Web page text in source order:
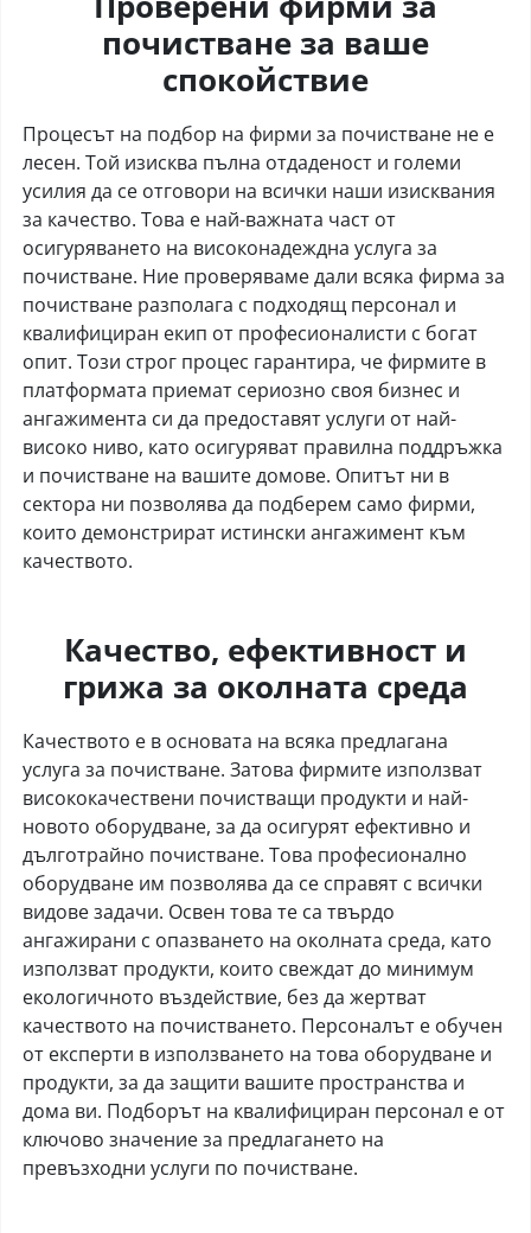
почистване за ваше
спокойствие
Процесът на подбор на фирми за почистване не е
лесен. Той изисква пълна отдаденост и големи
усилия да се отговори на всички наши изисквания
за качество. Това е най-важната част от
осигуряването на високонадеждна услуга за
почистване. Ние проверяваме дали всяка фирма за
почистване разполага с подходящ персонал и
квалифициран екип от професионалисти с богат
опит. Този строг процес гарантира, че фирмите в
платформата приемат сериозно своя бизнес и
ангажимента си да предоставят услуги от най-
високо ниво, като осигуряват правилна поддръжка
и почистване на вашите домове. Опитът ни в
сектора ни позволява да подберем само фирми,
които демонстрират истински ангажимент към
качеството.
Качество, ефективност и
грижа за околната среда
Качеството е в основата на всяка предлагана
услуга за почистване. Затова фирмите използват
висококачествени почистващи продукти и най-
новото оборудване, за да осигурят ефективно и
дълготрайно почистване. Това професионално
оборудване им позволява да се справят с всички
видове задачи. Освен това те са твърдо
ангажирани с опазването на околната среда, като
използват продукти, които свеждат до минимум
екологичното въздействие, без да жертват
качеството на почистването. Персоналът е обучен
от експерти в използването на това оборудване и
продукти, за да защити вашите пространства и
дома ви. Подборът на квалифициран персонал е от
ключово значение за предлагането на
превъзходни услуги по почистване.